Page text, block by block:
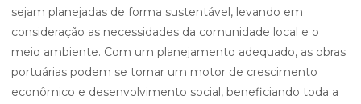
sejam planejadas de forma sustentável, levando em
consideração as necessidades da comunidade local e o
meio ambiente. Com um planejamento adequado, as obras
portuárias podem se tornar um motor de crescimento
econômico e desenvolvimento social, beneficiando toda a